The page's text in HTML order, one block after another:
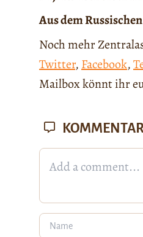
Aus dem
Noch mehr
Twitter, Facebook,
Mailbox könnt ihr